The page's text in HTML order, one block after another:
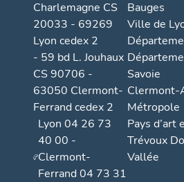
Charlemagne CS
20033 - 69269
Lyon cedex 2
- 59 bd L. Jouhaux
CS 90706 -
63050 Clermont-
Ferrand cedex 2
Lyon 04 26 73
40 00 -
Clermont-
Ferrand 04 73 31
Bauges
Ville de
Savoie
Clermont-
Métropole
Pays d’art
Trévoux
Vallée